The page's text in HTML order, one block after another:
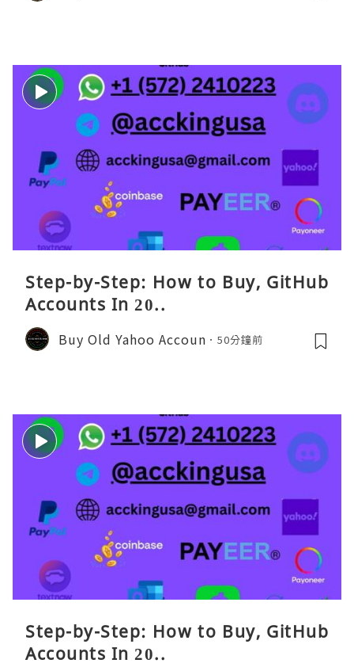
Step-by-Step: How to Buy, GitHub
Accounts In 20..
Buy Old Yahoo Accoun 50分鐘前
Step-by-Step: How to Buy, GitHub
Accounts In 20..